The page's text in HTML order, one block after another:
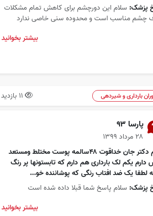
پزشک: سلام این دورچشم برای کاهش تمام مشکلات
چشم مناسب است و محدوده سنی خاصی ندارد
بیشتر بخوانید
بارداری و شیردهی
پارسا ۹۳
۲۸ مرداد ۱۳۹۹
سلام دکتر جان خداقوت ۴۸سالمه پوست مختلط ومستعد
یکم لک بارداری هم دارم که تابستونها پر رنگ
لطفا یک ضد افتاب رنگی که پوشاننده خو...
پزشک: سلام پاسخ شما قبلا داده شده است
بیشتر بخوانید